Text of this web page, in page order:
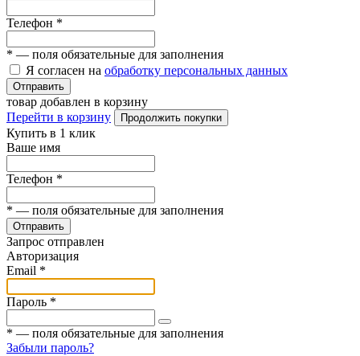
Телефон *
* — поля обязательные для заполнения
Я согласен на обработку персональных данных
Отправить
товар добавлен в корзину
Перейти в корзину
Продолжить покупки
Купить в 1 клик
Ваше имя
Телефон *
* — поля обязательные для заполнения
Отправить
Запрос отправлен
Авторизация
Email *
Пароль *
* — поля обязательные для заполнения
Забыли пароль?